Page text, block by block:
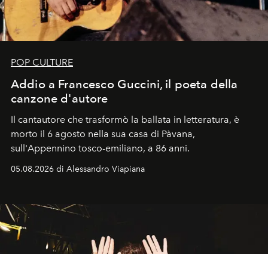
POP CULTURE
Addio a Francesco Guccini, il poeta della
canzone d'autore
Il cantautore che trasformò la ballata in letteratura, è
morto il 6 agosto nella sua casa di Pàvana,
sull'Appennino tosco-emiliano, a 86 anni.
05.08.2026 di Alessandro Viapiana